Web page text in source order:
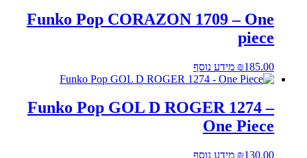
Funko Pop CORAZON 1709 – One
piece
₪185.00 מידע נוסף
Funko Pop GOL D ROGER 1274 –
One Piece
₪130.00 מידע נוסף